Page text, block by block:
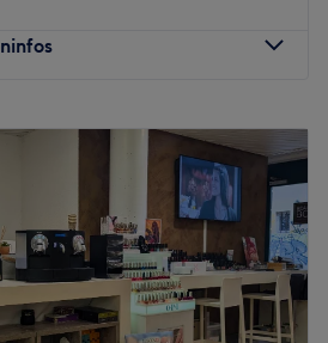
10:00–18:00
10:00–18:00
10:00 –18:00
10:00–18:00
10:00–18:00
Geschlossen